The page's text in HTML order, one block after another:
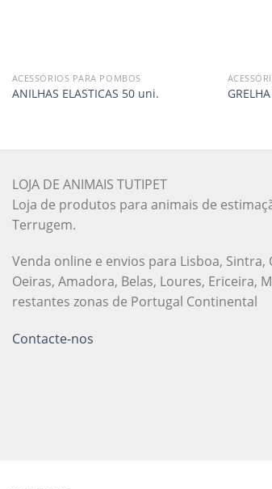
ACESSÓRIOS PARA POMBOS
ANILHAS ELASTICAS 50 uni.
LOJA DE ANIMAIS TUTIPET
Loja de produtos para animais de
Terrugem.
Venda online e envios para Lisboa, Sintra,
Oeiras, Amadora, Belas, Loures, Ericeira,
restantes zonas de Portugal Continental
Contacte-nos